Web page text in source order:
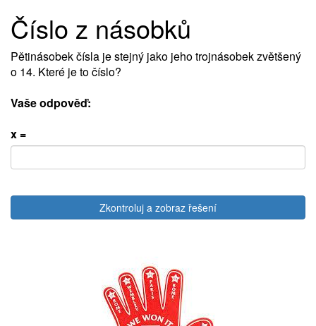
Číslo z násobků
Pětinásobek čísla je stejný jako jeho trojnásobek zvětšený
o 14. Které je to číslo?
Vaše odpověď:
x =
Zkontroluj a zobraz řešení